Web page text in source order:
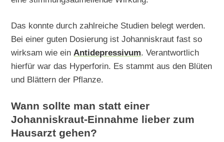
Das konnte durch zahlreiche Studien belegt werden.
Bei einer guten Dosierung ist Johanniskraut fast so
wirksam wie einAntidepressivum. Verantwortlich
hierfür war das Hyperforin. Es stammt aus den Blüten
und Blättern der Pflanze.
Wann sollte man statt einer
Johanniskraut-Einnahme lieber zum
Hausarzt gehen?